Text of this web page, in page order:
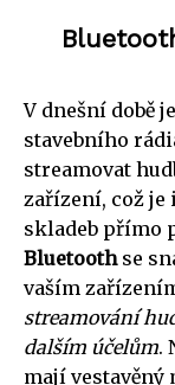
V dnešní době
stavebního
streamovat
zařízení, což
skladeb přímo
Bluetoothse
vaším
streamování
dalším účelům.
mají